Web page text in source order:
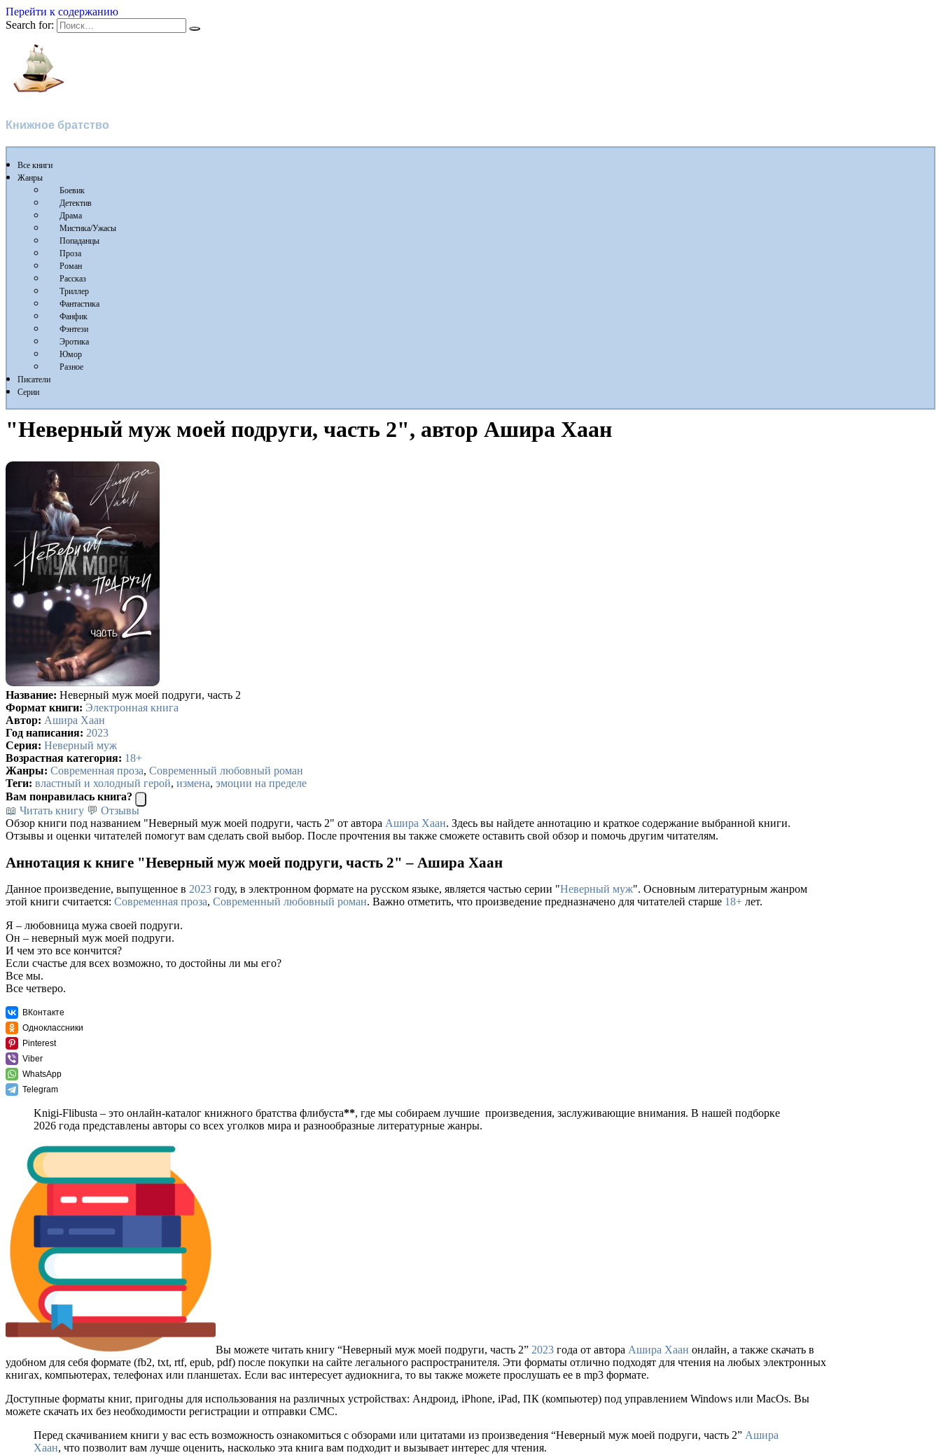
Перейти к содержанию
Search for:
Книжное братство
Все книги
Жанры
Боевик
Детектив
Драма
Мистика/Ужасы
Попаданцы
Проза
Роман
Рассказ
Триллер
Фантастика
Фанфик
Фэнтези
Эротика
Юмор
Разное
Писатели
Серии
"Неверный муж моей подруги, часть 2", автор Ашира Хаан
Название: Неверный муж моей подруги, часть 2
Формат книги: Электронная книга
Автор: Ашира Хаан
Год написания: 2023
Серия: Неверный муж
Возрастная категория: 18+
Жанры: Современная проза, Современный любовный роман
Теги: властный и холодный герой, измена, эмоции на пределе
Вам понравилась книга?
📖 Читать книгу 💬 Отзывы
Обзор книги под названием "Неверный муж моей подруги, часть 2" от автора Ашира Хаан. Здесь вы найдете аннотацию и краткое содержание выбранной книги.
Отзывы и оценки читателей помогут вам сделать свой выбор. После прочтения вы также сможете оставить свой обзор и помочь другим читателям.
Аннотация к книге "Неверный муж моей подруги, часть 2" – Ашира Хаан
Данное произведение, выпущенное в 2023 году, в электронном формате на русском языке, является частью серии "Неверный муж". Основным литературным жанром
этой книги считается: Современная проза, Современный любовный роман. Важно отметить, что произведение предназначено для читателей старше 18+ лет.
Я – любовница мужа своей подруги.
Он – неверный муж моей подруги.
И чем это все кончится?
Если счастье для всех возможно, то достойны ли мы его?
Все мы.
Все четверо.
ВКонтакте
Одноклассники
Pinterest
Viber
WhatsApp
Telegram
Knigi-Flibusta – это онлайн-каталог книжного братства флибуста**, где мы собираем лучшие произведения, заслуживающие внимания. В нашей подборке
2026 года представлены авторы со всех уголков мира и разнообразные литературные жанры.
Вы можете читать книгу “Неверный муж моей подруги, часть 2” 2023 года от автора Ашира Хаан онлайн, а также скачать в
удобном для себя формате (fb2, txt, rtf, epub, pdf) после покупки на сайте легального распространителя. Эти форматы отлично подходят для чтения на любых электронных
книгах, компьютерах, телефонах или планшетах. Если вас интересует аудиокнига, то вы также можете прослушать ее в mp3 формате.
Доступные форматы книг, пригодны для использования на различных устройствах: Андроид, iPhone, iPad, ПК (компьютер) под управлением Windows или MacOs. Вы
можете скачать их без необходимости регистрации и отправки СМС.
Перед скачиванием книги у вас есть возможность ознакомиться с обзорами или цитатами из произведения “Неверный муж моей подруги, часть 2” Ашира
Хаан, что позволит вам лучше оценить, насколько эта книга вам подходит и вызывает интерес для чтения.